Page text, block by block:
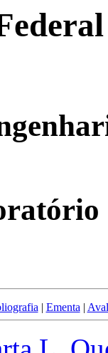
| Ementa |